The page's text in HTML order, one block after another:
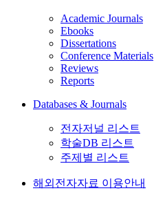
Academic Journals
Ebooks
Dissertations
Conference Materials
Reviews
Reports
Databases & Journals
전자저널 리스트
학술DB 리스트
주제별 리스트
해외전자자료 이용안내